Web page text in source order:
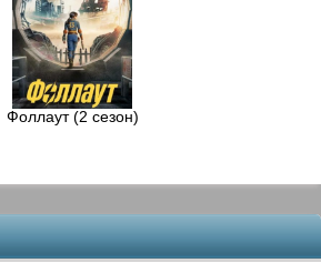
Фоллаут (2 сезон)